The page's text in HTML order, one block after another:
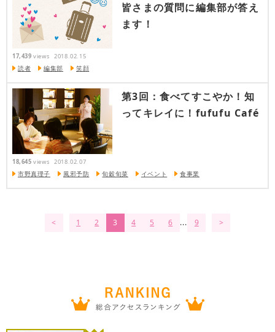
皆さまの質問に編集部が答え
ます！
17,439 views 2018.02.15
読者 編集部 笑顔
第3回：食べてすこやか！知
ってキレイに！fufufu Café
18,645 views 2018.02.07
市野真理子 風邪予防 旬穀旬菜 イベント 食事業
1 2 3 4 5 6 ... 9